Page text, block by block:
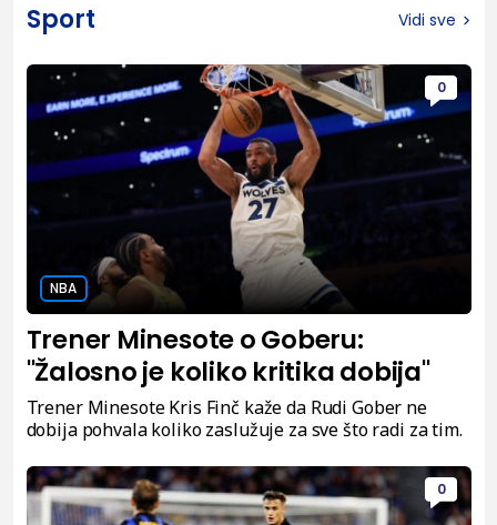
Sport Vidi sve
0
NBA
Trener Minesote o Goberu:
"Žalosno je koliko kritika dobija"
Trener Minesote Kris Finč kaže da Rudi Gober ne
dobija pohvala koliko zaslužuje za sve što radi za tim.
0